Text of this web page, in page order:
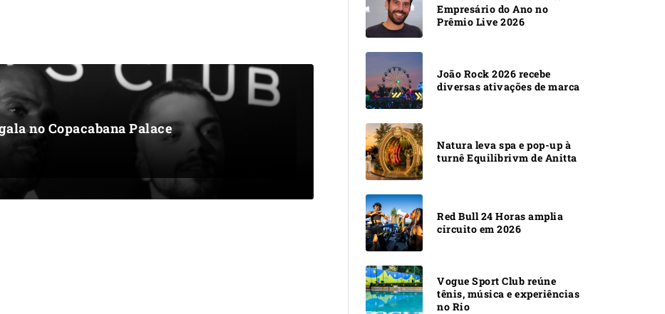
no Copacabana Palace
Empresário do Ano no
Prêmio Live 2026
João Rock 2026 recebe
diversas ativações de marca
Natura leva spa e pop-up à
turnê Equilibrivm de Anitta
Red Bull 24 Horas amplia
circuito em 2026
Vogue Sport Club reúne
tênis, música e experiências
no Rio